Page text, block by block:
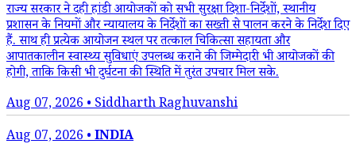
राज्य सरकार ने दही हांडी आयोजकों को सभी सुरक्षा दिशा-निर्देशों, स्थानीय
प्रशासन के नियमों और न्यायालय के निर्देशों का सख्ती से पालन करने के निर्देश दिए
हैं. साथ ही प्रत्येक आयोजन स्थल पर तत्काल चिकित्सा सहायता और
आपातकालीन स्वास्थ्य सुविधाएं उपलब्ध कराने की जिम्मेदारी भी आयोजकों की
होगी, ताकि किसी भी दुर्घटना की स्थिति में तुरंत उपचार मिल सके.
Aug 07, 2026 • Siddharth Raghuvanshi
Aug 07, 2026 •INDIA